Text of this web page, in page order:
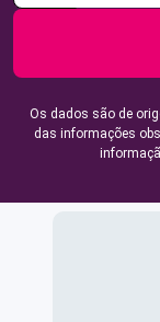
Os dados são de
das informações